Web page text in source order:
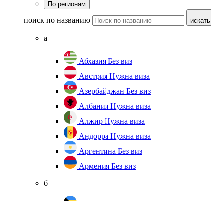
По регионам
поиск по названию искать
а
Абхазия Без виз
Австрия Нужна виза
Азербайджан Без виз
Албания Нужна виза
Алжир Нужна виза
Андорра Нужна виза
Аргентина Без виз
Армения Без виз
б